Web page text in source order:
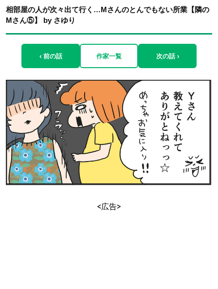
相部屋の人が次々出て行く…Mさんのとんでもない所業【隣の
Mさん⑤】 by さゆり
‹ 前の話 作家一覧 次の話 ›
<広告>